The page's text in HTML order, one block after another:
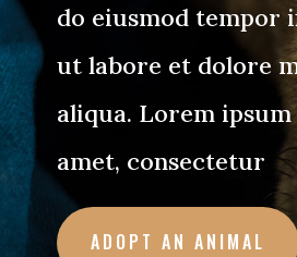
do eiusmod tempor
ut labore et dolore
aliqua. Lorem
amet, consectetur
ADOPT AN ANIMAL